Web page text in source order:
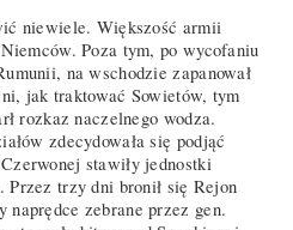
niewiele. Większość armii
Poza tym, po wycofaniu
na wschodzie zapanował
jak traktować Sowietów, tym
rozkaz naczelnego wodza.
zdecydowała się podjąć
stawiły jednostki
Przez trzy dni bronił się Rejon
naprędce zebrane przez gen.